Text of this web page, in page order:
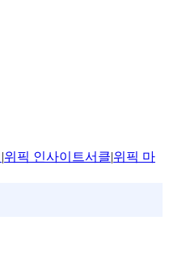
|위픽 인사이트서클|위픽 마